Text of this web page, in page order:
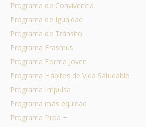
Programa de Convivencia
Programa de Igualdad
Programa de Tránsito
Programa Erasmus
Programa Forma Joven
Programa Hábitos de Vida Saludable
Programa Impulsa
Programa más equidad
Programa Proa +